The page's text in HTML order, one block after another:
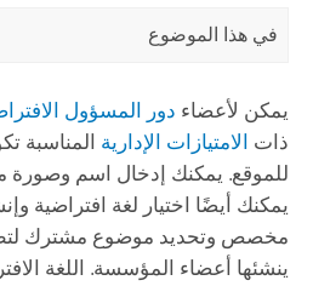
في هذا الموضوع
يمكن لأعضاء دور المسؤول
ذات الامتيازات الإدارية المناسبة
للموقع. يمكنك إدخال اسم
يمكنك أيضًا اختيار لغة افتراضية
مخصص وتحديد موضوع مشترك
ينشئها أعضاء المؤسسة. اللغة